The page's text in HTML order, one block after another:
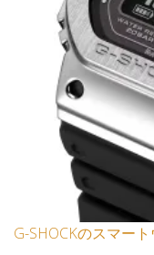
G-SHOCKのスマー